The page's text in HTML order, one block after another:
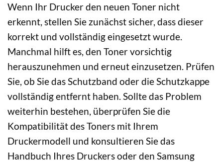
Wenn Ihr Drucker den neuen Toner nicht
erkennt, stellen Sie zunächst sicher, dass dieser
korrekt und vollständig eingesetzt wurde.
Manchmal hilft es, den Toner vorsichtig
herauszunehmen und erneut einzusetzen. Prüfen
Sie, ob Sie das Schutzband oder die Schutzkappe
vollständig entfernt haben. Sollte das Problem
weiterhin bestehen, überprüfen Sie die
Kompatibilität des Toners mit Ihrem
Druckermodell und konsultieren Sie das
Handbuch Ihres Druckers oder den Samsung